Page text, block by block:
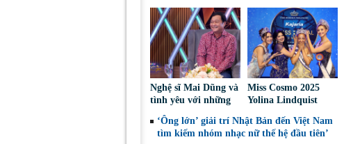
Nghệ sĩ Mai Dũng và
tình yêu với những
“vai ác dễ thương”
Miss Cosmo 2025
Yolina Lindquist
đại diện mới tranh
tài Miss Cosmo 2026
‘Ông lớn’ giải trí Nhật Bản đến Việt Nam
tìm kiếm nhóm nhạc nữ thế hệ đầu tiên’